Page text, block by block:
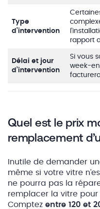
Type
d’intervention
rapport
Délai et jour
d’intervention
Si vous
week-
Quel est le prix
remplacement
Inutile de demander
même si votre vitre
ne pourra pas la
remplacer la vitre pour
Comptez entre 120 et